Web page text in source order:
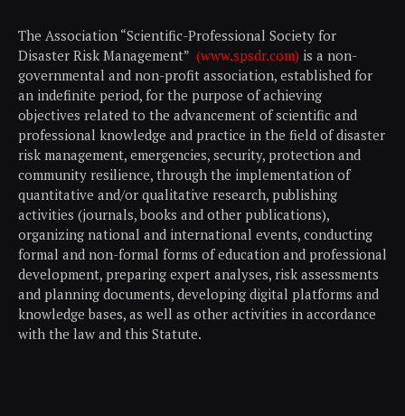
The Association “Scientific-Professional Society for
Disaster Risk Management” (www.spsdr.com) is a non-
governmental and non-profit association, established for
an indefinite period, for the purpose of achieving
objectives related to the advancement of scientific and
professional knowledge and practice in the field of disaster
risk management, emergencies, security, protection and
community resilience, through the implementation of
quantitative and/or qualitative research, publishing
activities (journals, books and other publications),
organizing national and international events, conducting
formal and non-formal forms of education and professional
development, preparing expert analyses, risk assessments
and planning documents, developing digital platforms and
knowledge bases, as well as other activities in accordance
with the law and this Statute.